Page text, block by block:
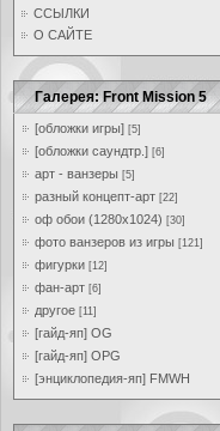
ССЫЛКИ
О САЙТЕ
Галерея: Front Mission 5
[обложки игры] [5]
[обложки саундтр.] [6]
арт - ванзеры [5]
разный концепт-арт [22]
оф обои (1280x1024) [30]
фото ванзеров из игры [121]
фигурки [12]
фан-арт [6]
другое [11]
[гайд-яп] OG
[гайд-яп] OPG
[энциклопедия-яп] FMWH